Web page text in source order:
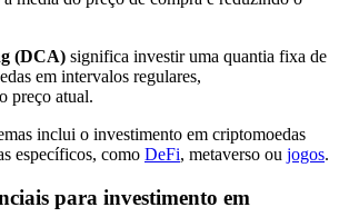
(DCA) significa investir uma quantia fixa de
em intervalos regulares,
preço atual.
inclui o investimento em criptomoedas
específicos, como DeFi, metaverso ou jogos.
para investimento em